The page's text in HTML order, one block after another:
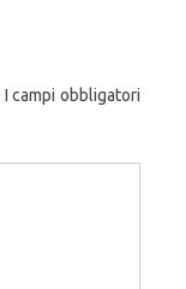
I campi obbligatori